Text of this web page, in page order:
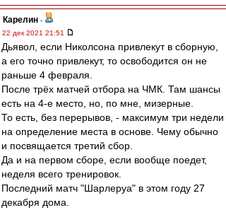
Карелин -
22 дек 2021 21:51
Дьявол, если Николсона привлекут в сборную,
а его точно привлекут, то освободится он не
раньше 4 февраля.
После трёх матчей отбора на ЧМК. Там шансы
есть на 4-е место, но, по мне, мизерные.
То есть, без перерывов, - максимум три недели
на определение места в основе. Чему обычно
и посвящается третий сбор.
Да и на первом сборе, если вообще поедет,
неделя всего тренировок.
Последний матч "Шарлеруа" в этом году 27
декабря дома.